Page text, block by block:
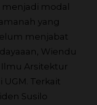
menjadi modal
yang
menjabat
Wiendu
Ilmu Arsitektur
Terkait
Susilo